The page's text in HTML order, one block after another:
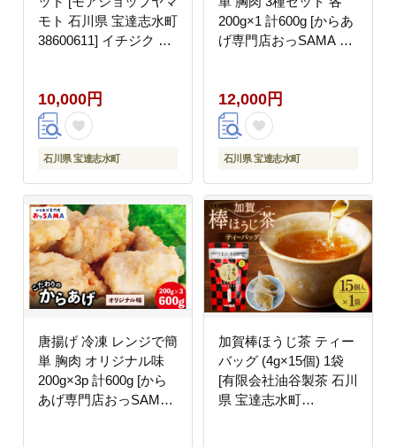
モト 石川県 宝達志水町
38600611] イチジク 無
10,000円
石川県 宝達志水町
200g×1 計600g [からあ
げ専門店おっSAMA 石
らあげ むね肉 レンジ
下味 揚げない 国産 セ
ット 食べ比べ
12,000円
石川県 宝達志水町
唐揚げ 冷凍 レンジで簡
単 胸肉 オリジナル味
200g×3p 計600g [から
あげ専門店おっSAMA
加賀棒ほうじ茶 ティー
バッグ (4g×15個) 1袋
[有限会社油谷製茶 石川
県 宝達志水町